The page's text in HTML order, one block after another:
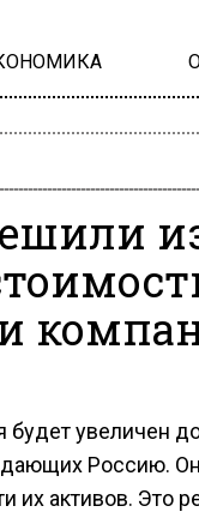
увеличен
Россию. Он
их активов. Это